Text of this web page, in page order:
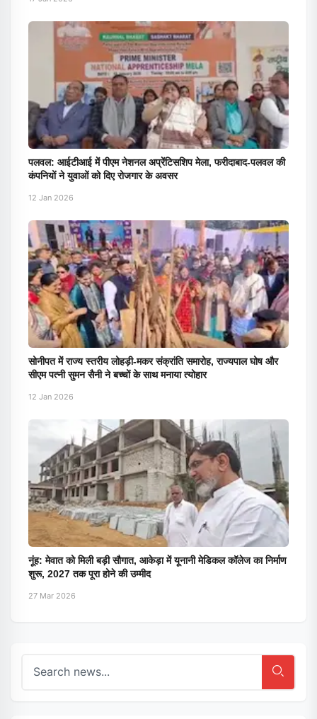
पलवल: आईटीआई में पीएम नेशनल अप्रेंटिसशिप मेला, फरीदाबाद-पलवल की
कंपनियों ने युवाओं को दिए रोजगार के अवसर
12 Jan 2026
सोनीपत में राज्य स्तरीय लोहड़ी-मकर संक्रांति समारोह, राज्यपाल घोष और
सीएम पत्नी सुमन सैनी ने बच्चों के साथ मनाया त्योहार
12 Jan 2026
नूंह: मेवात को मिली बड़ी सौगात, आकेड़ा में यूनानी मेडिकल कॉलेज का निर्माण
शुरू, 2027 तक पूरा होने की उम्मीद
27 Mar 2026